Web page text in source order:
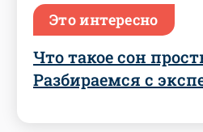
Это интересно
Что такое сон
Разбираемся с